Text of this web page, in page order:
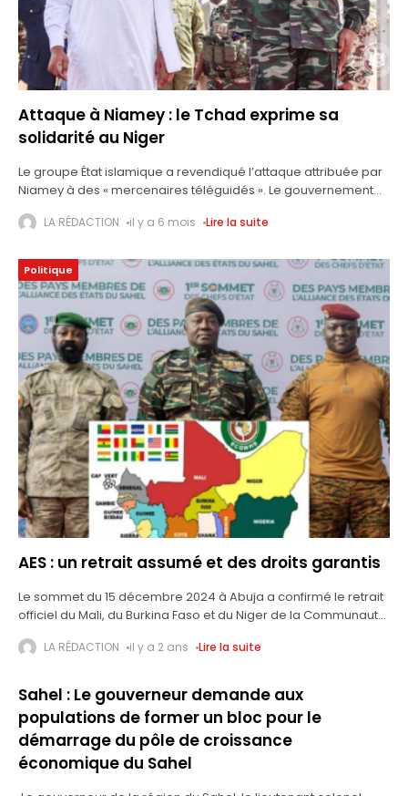
Attaque à Niamey : le Tchad exprime sa
solidarité au Niger
Le groupe État islamique a revendiqué l’attaque attribuée par
Niamey à des « mercenaires téléguidés ». Le gouvernement
contre la base aérienne 101 de Niamey,
LA RÉDACTION il y a 6 mois Lire la suite
Politique
AES : un retrait assumé et des droits garantis
Le sommet du 15 décembre 2024 à Abuja a confirmé le retrait
officiel du Mali, du Burkina Faso et du Niger de la Communauté
LA RÉDACTION il y a 2 ans Lire la suite
Sahel : Le gouverneur demande aux
populations de former un bloc pour le
démarrage du pôle de croissance
économique du Sahel